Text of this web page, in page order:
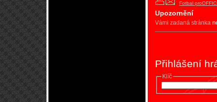
Fotbal
Upozornění
Vámi zadaná stránka
Přihlášení
Klíč